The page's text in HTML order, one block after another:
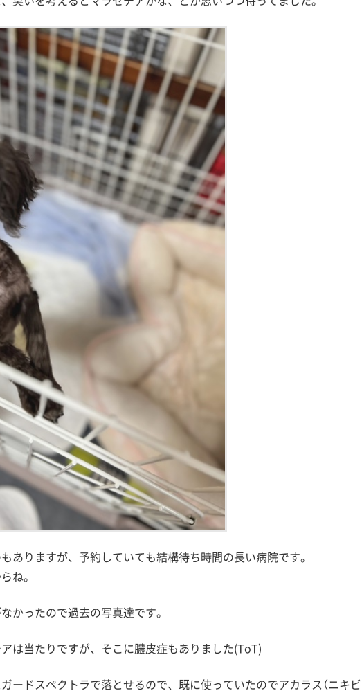
ありますが、予約していても結構待ち時間の長い病院です。
ね。
かったので過去の写真達です。
は当たりですが、そこに膿皮症もありました(ToT)
ードスペクトラで落とせるので、既に使っていたのでアカラス（ニキ